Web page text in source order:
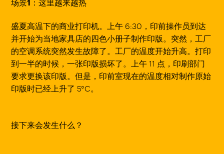
盛夏高温下的商业打印机。上午 6:30，印前操作员到达
并开始为当地家具店的四色小册子制作印版。突然，工厂
的空调系统突然发生故障了。工厂的温度开始升高。打印
到一半的时候，一张印版损坏了。上午 11 点，印刷部门
要求更换该印版。但是，印前室现在的温度相对制作原始
印版时已经上升了 5°C。
接下来会发生什么？